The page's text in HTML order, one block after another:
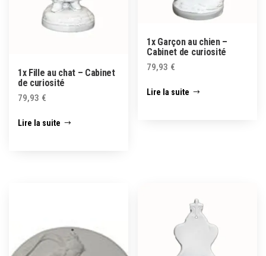
1x Fille au chat – Cabinet
de curiosité
79,93 €
Lire la suite
1x Garçon au chien –
Cabinet de curiosité
79,93 €
Lire la suite